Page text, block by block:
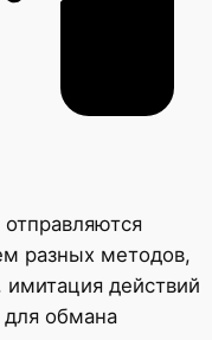
разных методов,
имитация действий
для обмана